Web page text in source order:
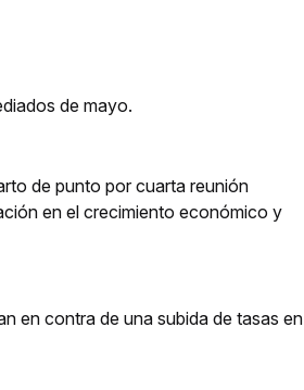
de mayo.
de punto por cuarta reunión
en el crecimiento económico y
en contra de una subida de tasas en